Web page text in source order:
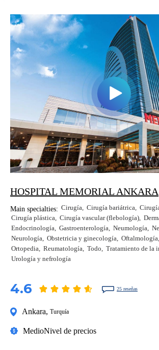
HOSPITAL MEMORIAL ANKARA
Main specialties: Cirugía Cirugía bariátrica
Cirugía plástica Cirugía vascular (flebología)
Endocrinología Gastroenterología Neumología
Neurología Obstetricia y ginecología Oftalmología
Ortopedia Reumatología Todo
Tratamiento de la
Urología y nefrología
4.6 25 reseñas
Ankara, Turquía
MedioNivel de precios